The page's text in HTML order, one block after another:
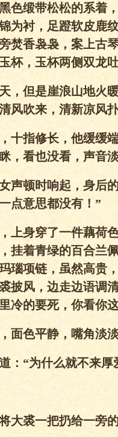
色缎带松松的系着
为衬，足蹬软皮鹿
焚香袅袅，案上古
杯，玉杯两侧双龙
，但是崖浪山地火
风吹来，清新凉风
十指修长，他缓缓
，看也没看，声音
声顿时响起，身后
点意思都没有！”
上身穿了一件藕荷
挂着青绿的百合兰
瑙项链，虽然高贵
披风，边走边语调
冷的要死，你看你
面色平静，嘴角淡
：“为什么就不来
大裘一把扔给一旁